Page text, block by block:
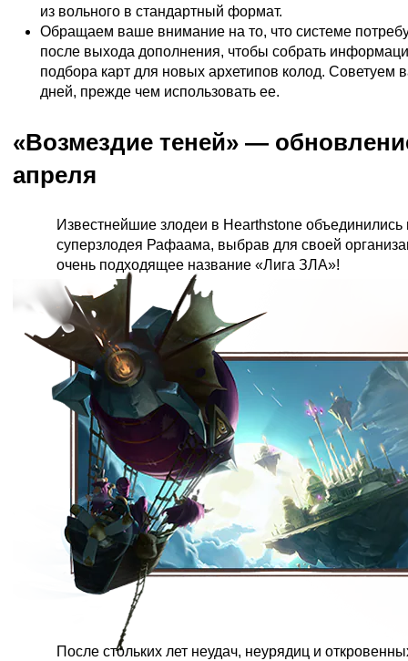
из вольного в стандартный формат.
Обращаем ваше внимание на то, что системе
после выхода дополнения, чтобы собрать
подбора карт для новых архетипов колод. Советуем
дней, прежде чем использовать ее.
«Возмездие теней» —
апреля
Известнейшие злодеи в Hearthstone
суперзлодея Рафаама, выбрав для своей
очень подходящее название «Лига ЗЛА»!
После стольких лет неудач, неурядиц и